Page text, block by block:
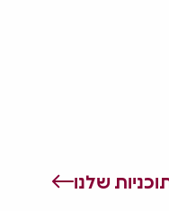
שלנו